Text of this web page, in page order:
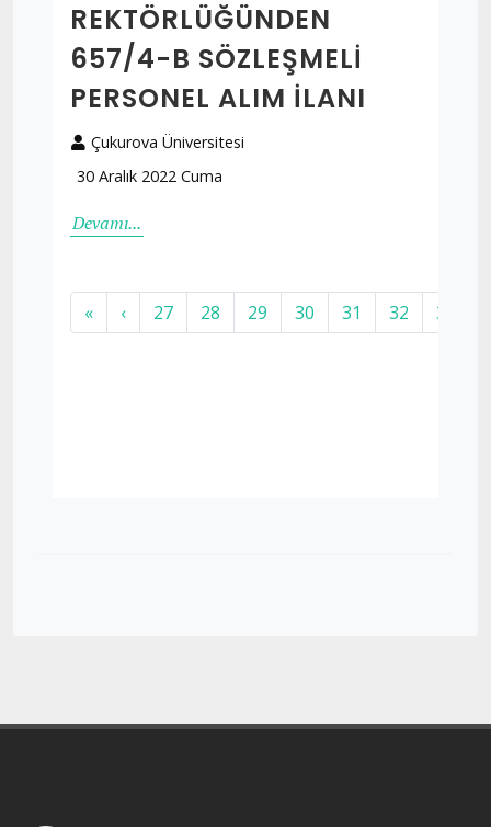
REKTÖRLÜĞÜNDEN
657/4-B SÖZLEŞMELİ
PERSONEL ALIM İLANI
Çukurova Üniversitesi
30 Aralık 2022 Cuma
Devamı...
« ‹ 27 28 29 30 31 32 33